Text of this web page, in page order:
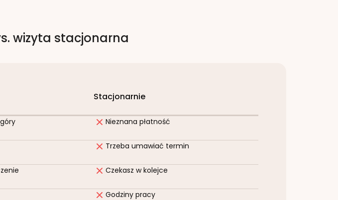
wizyta stacjonarna
Stacjonarnie
Nieznana płatność
Trzeba umawiać termin
Czekasz w kolejce
Godziny pracy